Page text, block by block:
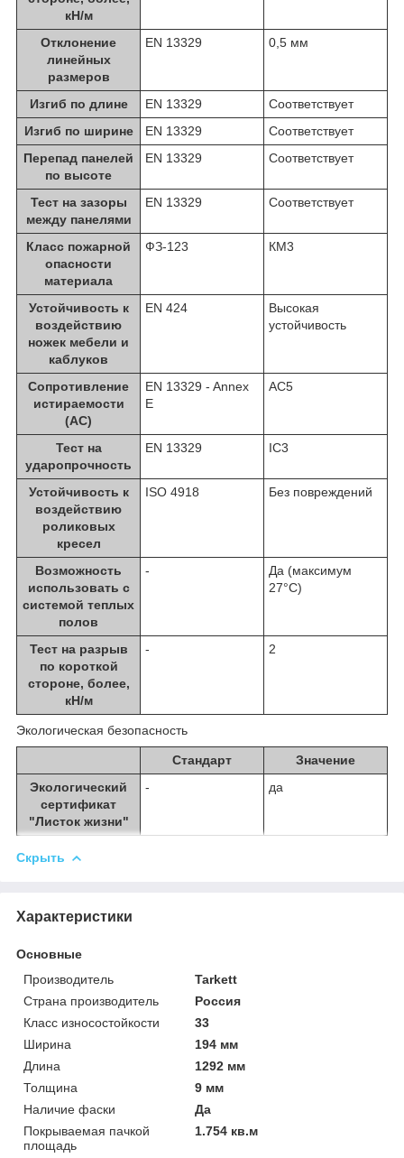
кН/м
Отклонение
линейных
размеров
EN 13329 0,5 мм
Изгиб по длине EN 13329
Соответствует
Изгиб по ширине
EN 13329
Соответствует
Перепад панелей
по высоте
EN 13329 Соответствует
Тест на зазоры
между панелями
EN 13329 Соответствует
Класс пожарной
опасности
материала
ФЗ-123 КМ3
Устойчивость к
воздействию
ножек мебели и
каблуков
EN 424
Высокая
устойчивость
Сопротивление
истираемости
(AC)
EN 13329 - Annex
E
AC5
Тест на
ударопрочность
EN 13329 IC3
Устойчивость к
воздействию
роликовых
кресел
ISO 4918 Без повреждений
Возможность
использовать с
системой теплых
полов
-
Да (максимум
27°C)
Тест на разрыв
по короткой
стороне, более,
кН/м
- 2
Экологическая безопасность
Стандарт
Значение
Экологический
сертификат
"Листок жизни"
- да
Скрыть
Характеристики
Основные
Производитель
Tarkett
Страна производитель
Россия
Класс износостойкости
33
Ширина
194 мм
Длина
1292 мм
Толщина
9 мм
Наличие фаски
Да
Покрываемая пачкой
площадь
1.754 кв.м